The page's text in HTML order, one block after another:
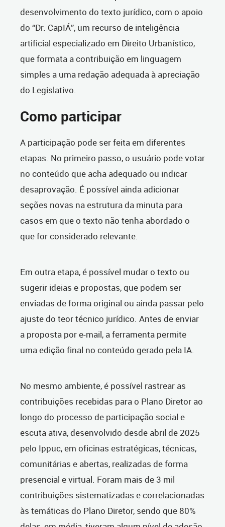
desenvolvimento do texto jurídico, com o apoio
do “Dr. CapIÁ”, um recurso de inteligência
artificial especializado em Direito Urbanístico,
que formata a contribuição em linguagem
simples a uma redação adequada à apreciação
do Legislativo.
Como participar
A participação pode ser feita em diferentes
etapas. No primeiro passo, o usuário pode votar
no conteúdo que acha adequado ou indicar
desaprovação. É possível ainda adicionar
seções novas na estrutura da minuta para
casos em que o texto não tenha abordado o
que for considerado relevante.
Em outra etapa, é possível mudar o texto ou
sugerir ideias e propostas, que podem ser
enviadas de forma original ou ainda passar pelo
ajuste do teor técnico jurídico. Antes de enviar
a proposta por e-mail, a ferramenta permite
uma edição final no conteúdo gerado pela IA.
No mesmo ambiente, é possível rastrear as
contribuições recebidas para o Plano Diretor ao
longo do processo de participação social e
escuta ativa, desenvolvido desde abril de 2025
pelo Ippuc, em oficinas estratégicas, técnicas,
comunitárias e abertas, realizadas de forma
presencial e virtual. Foram mais de 3 mil
contribuições sistematizadas e correlacionadas
às temáticas do Plano Diretor, sendo que 80%